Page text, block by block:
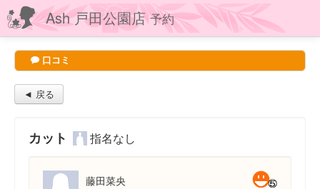
Ash 戸田公園店予約
口コミ
◄ 戻る
カット 指名なし
藤田菜央